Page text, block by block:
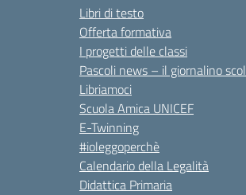
Libri di testo
Offerta formativa
I progetti delle classi
Pascoli news – il giornalino
Libriamoci
Scuola Amica UNICEF
E-Twinning
#ioleggoperchè
Calendario della Legalità
Didattica Primaria